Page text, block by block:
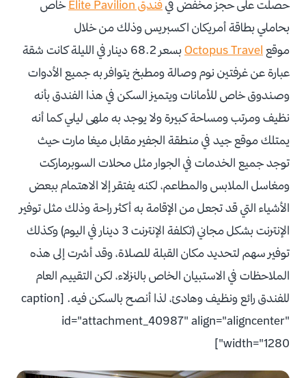
حصلت على حجز مخفض فيفندق Elite Pavilion
خاص
بحاملي بطاقة أمريكان اكسبريس وذلك من خلال
موقع Octopus Travel
بسعر 68.2 دينار في الليلة كانت شقة
عبارة عن غرفتين نوم وصالة ومطبخ يتوافر به جميع الأدوات
وصندوق خاص للأمانات ويتميز السكن في هذا الفندق بأنه
نظيف ومرتب ومساحة كبيرة ولا يوجد به ملهى ليلي كما أنه
يمتلك موقع جيد في منطقة الجفير مقابل ميغا مارت حيث
توجد جميع الخدمات في الجوار مثل محلات السوبرماركت
ومغاسل الملابس والمطاعم، لكنه يفتقر إلا الاهتمام ببعض
الأشياء التي قد تجعل من الإقامة به أكثر راحة وذلك مثل توفير
الإنترنت بشكل مجاني (تكلفة الإنترنت 3 دينار في اليوم) وكذلك
توفير سهم لتحديد مكان القبلة للصلاة، وقد أشرت إلى هذه
الملاحظات في الاستبيان الخاص بالنزلاء، لكن التقييم العام
للفندق رائع ونظيف وهادئ، لذا أنصح بالسكن فيه. [caption
id="attachment_40987" align="aligncenter"
width="1280"]